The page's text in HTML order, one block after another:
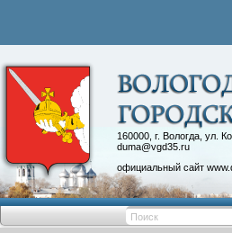
160000, г. Вологда, ул.
duma@vgd35.ru
официальный сайт
Контакты
Депутатские